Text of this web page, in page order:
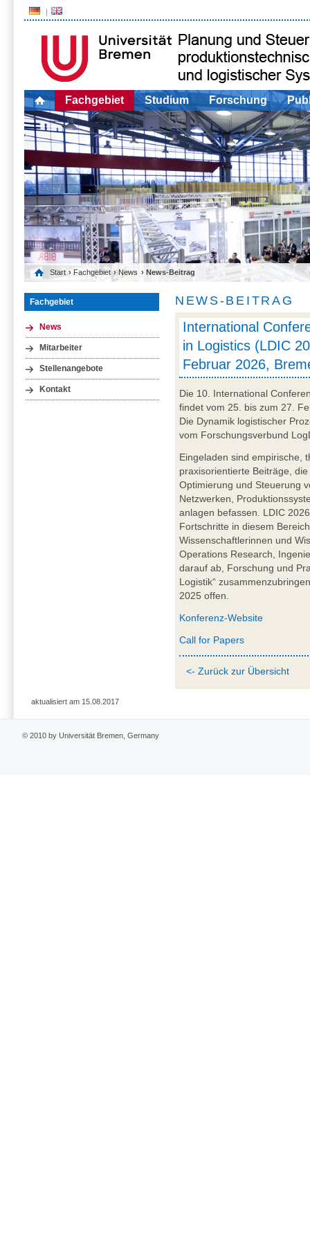
Fachgebiet Studium Forschung
Start › Fachgebiet › News › News-Beitrag
Fachgebiet
News
Mitarbeiter
Stellenangebote
Kontakt
NEWS-BEITRAG
International
in Logistics (LDIC
Februar 2026,
Die 10. International
findet vom 25. bis zum 27.
Die Dynamik logistischer
vom Forschungsverbund
Eingeladen sind empirische,
praxisorientierte Beiträge,
Optimierung und Steuerung
Netzwerken,
anlagen befassen. LDIC
Fortschritte in diesem
Wissenschaftlerinnen und
Operations Research,
darauf ab, Forschung und
Logistik“
2025 offen.
Konferenz-Website
Call for Papers
<- Zurück zur Übersicht
aktualisiert am 15.08.2017
© 2010 by Universität Bremen, Germany